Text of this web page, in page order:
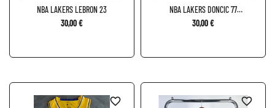
NBA LAKERS LEBRON 23
30,00 €
NBA LAKERS DONCIC 77
ESPECIAL
30,00 €
favorite_border favorite_border